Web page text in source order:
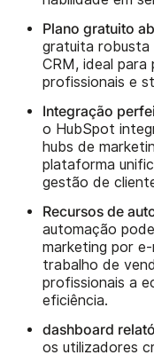
Plano gratuito
gratuita robusta
CRM, ideal para
profissionais e
Integração
o HubSpot
hubs de
plataforma
gestão de
Recursos de
automação
marketing por
trabalho de
profissionais a
eficiência.
dashboard
os utilizadores